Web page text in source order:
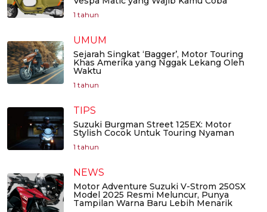
1 tahun
UMUM
Sejarah Singkat ‘Bagger’, Motor Touring
Khas Amerika yang Nggak Lekang Oleh
Waktu
1 tahun
TIPS
Suzuki Burgman Street 125EX: Motor
Stylish Cocok Untuk Touring Nyaman
1 tahun
NEWS
Motor Adventure Suzuki V-Strom 250SX
Model 2025 Resmi Meluncur, Punya
Tampilan Warna Baru Lebih Menarik